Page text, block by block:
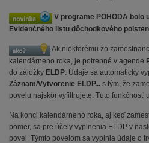
V programe POHODA bolo
Evidenčného listu dôchodkového
Ak niektorému zo
kalendárneho roka, je potrebné v agende
do záložky ELDP. Údaje sa automaticky
Záznam/Vytvorenie ELDP... s tým, že
povelu najskôr vyfiltrujete. Túto funkčnosť
Na konci kalendárneho roka, aj keď
pomer, sa pre účely vyplnenia ELDP v
povel. Týmto povelom sa vyplnia údaje o